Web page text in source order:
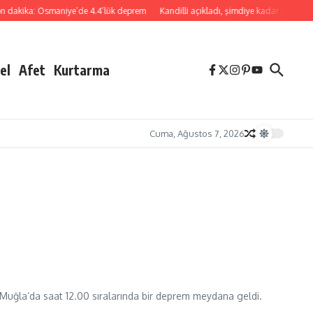
Osmaniye’de 4.4’lük deprem Kandilli açıkladı, şimdiye kadar yanlış
Afet Kurtarma
Cuma, Ağustos 7, 2026
saat 12.00 sıralarında bir deprem​ meydana geldi.